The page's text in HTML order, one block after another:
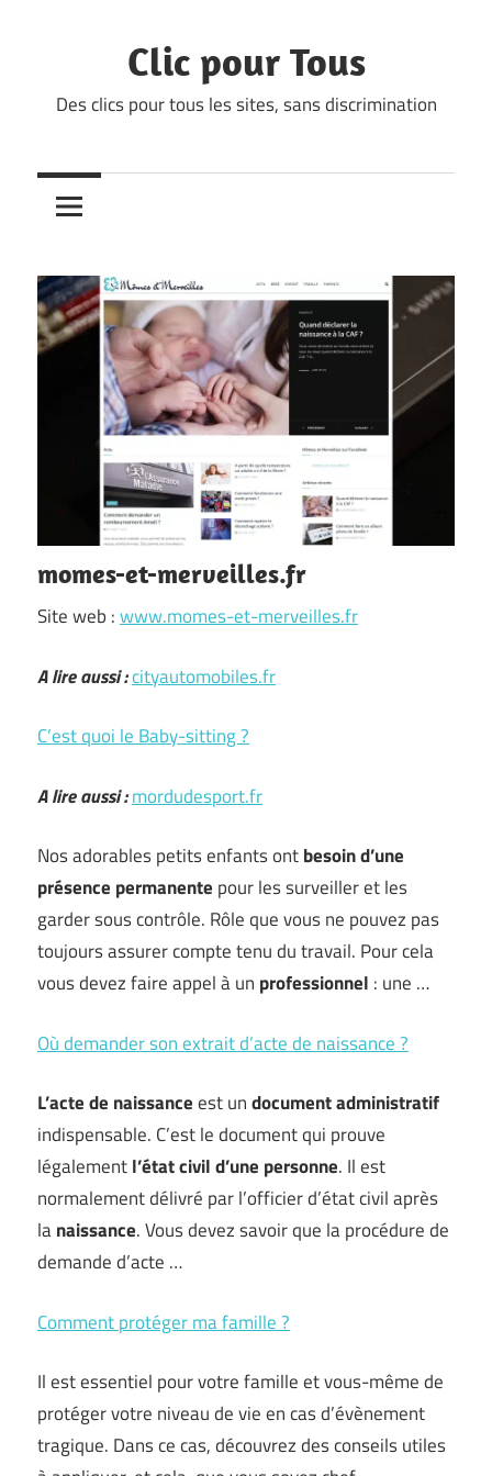
Clic pour Tous
Des clics pour tous les sites, sans discrimination
momes-et-merveilles.fr
Site web :www.momes-et-merveilles.fr
A lire aussi :cityautomobiles.fr
C’est quoi le Baby-sitting ?
A lire aussi :mordudesport.fr
Nos adorables petits enfants ontbesoin d’une
présence permanente pour les surveiller et les
garder sous contrôle. Rôle que vous ne pouvez pas
toujours assurer compte tenu du travail. Pour cela
vous devez faire appel à un professionnel : une …
Où demander son extrait d’acte de naissance ?
L’acte de naissanceest undocument administratif
indispensable. C’est le document qui prouve
légalementl’état civil d’une personne. Il est
normalement délivré par l’officier d’état civil après
lanaissance. Vous devez savoir que la procédure de
demande d’acte …
Comment protéger ma famille ?
Il est essentiel pour votre famille et vous-même de
protéger votre niveau de vie en cas d’évènement
tragique. Dans ce cas, découvrez des conseils utiles